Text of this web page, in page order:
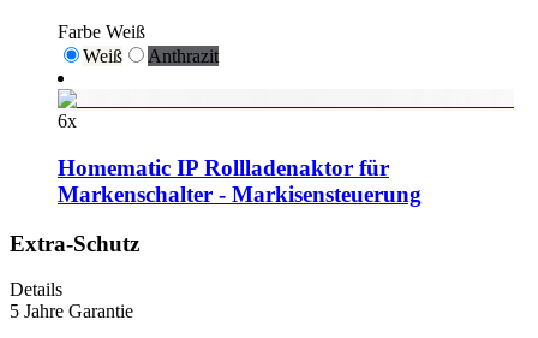
Farbe Weiß
Weiß
Anthrazit
6x
Homematic IP Rollladenaktor für
Markenschalter - Markisensteuerung
Extra-Schutz
Details
5 Jahre Garantie